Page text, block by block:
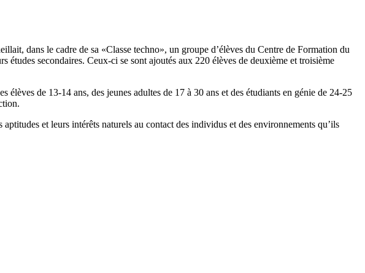
dans le cadre de sa «Classe techno», un groupe d’élèves du Centre de Formation du
secondaires. Ceux-ci se sont ajoutés aux 220 élèves de deuxième et troisième
de 13-14 ans, des jeunes adultes de 17 à 30 ans et des étudiants en génie de 24-25
et leurs intérêts naturels au contact des individus et des environnements qu’ils